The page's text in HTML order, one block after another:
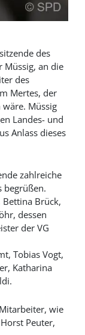
des
Müssig, an die
des
Mertes, der
Müssig
Landes- und
Anlass dieses
zahlreiche
begrüßen.
Bettina Brück,
dessen
der VG
Tobias Vogt,
Katharina
wie
Peuter,